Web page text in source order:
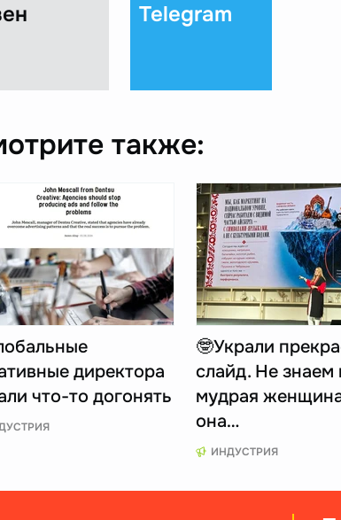
Telegram
также:
директора
что-то догонять
🤓Украли
слайд. Не знаем
мудрая
она…
ИНДУСТРИЯ